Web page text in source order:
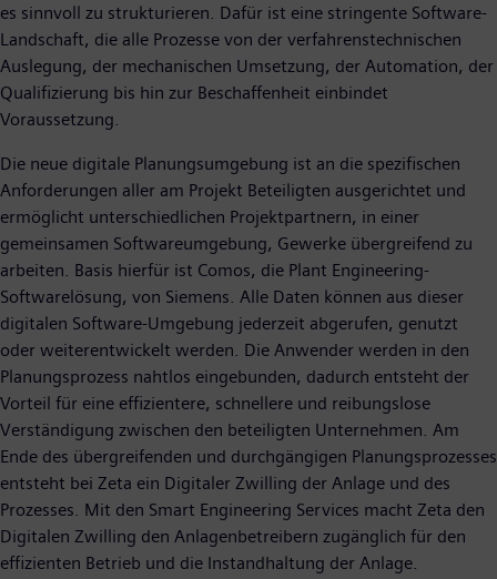
es sinnvoll zu strukturieren. Dafür ist eine stringente Software-
Landschaft, die alle Prozesse von der verfahrenstechnischen
Auslegung, der mechanischen Umsetzung, der Automation, der
Qualifizierung bis hin zur Beschaffenheit einbindet
Voraussetzung.
Die neue digitale Planungsumgebung ist an die spezifischen
Anforderungen aller am Projekt Beteiligten ausgerichtet und
ermöglicht unterschiedlichen Projektpartnern, in einer
gemeinsamen Softwareumgebung, Gewerke übergreifend zu
arbeiten. Basis hierfür ist Comos, die Plant Engineering-
Softwarelösung, von Siemens. Alle Daten können aus dieser
digitalen Software-Umgebung jederzeit abgerufen, genutzt
oder weiterentwickelt werden. Die Anwender werden in den
Planungsprozess nahtlos eingebunden, dadurch entsteht der
Vorteil für eine effizientere, schnellere und reibungslose
Verständigung zwischen den beteiligten Unternehmen. Am
Ende des übergreifenden und durchgängigen Planungsprozesses
entsteht bei Zeta ein Digitaler Zwilling der Anlage und des
Prozesses. Mit den Smart Engineering Services macht Zeta den
Digitalen Zwilling den Anlagenbetreibern zugänglich für den
effizienten Betrieb und die Instandhaltung der Anlage.